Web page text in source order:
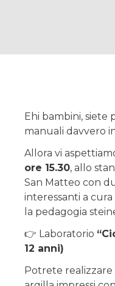
Ehi bambini,
manuali davvero
Allora vi
ore 15.30, allo
San Matteo con
interessanti a cura
la pedagogia
👉 Laboratorio
12 anni)
Potrete realizzare